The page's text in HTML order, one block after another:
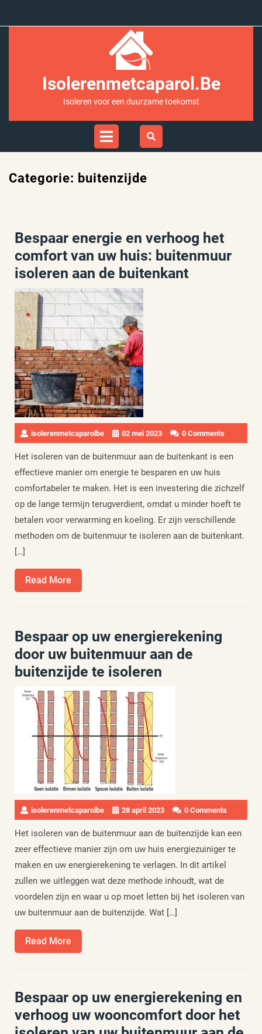
Isolerenmetcaparol.be
Isoleren voor een duurzame toekomst
Open
Categorie: buitenzijde
Bespaar energie en verhoog het
comfort van uw huis: buitenmuur
isoleren aan de buitenkant
isolerenmetcaparolbe 02 mei 2023 0 Comments
Het isoleren van de buitenmuur aan de buitenkant is een
effectieve manier om energie te besparen en uw huis
comfortabeler te maken. Het is een investering die zichzelf
op de lange termijn terugverdient, omdat u minder hoeft te
betalen voor verwarming en koeling. Er zijn verschillende
methoden om de buitenmuur te isoleren aan de buitenkant.
[…]
Read More
More
Bespaar op uw energierekening
door uw buitenmuur aan de
buitenzijde te isoleren
isolerenmetcaparolbe 28 april 2023 0 Comments
Het isoleren van de buitenmuur aan de buitenzijde kan een
zeer effectieve manier zijn om uw huis energiezuiniger te
maken en uw energierekening te verlagen. In dit artikel
zullen we uitleggen wat deze methode inhoudt, wat de
voordelen zijn en waar u op moet letten bij het isoleren van
uw buitenmuur aan de buitenzijde. Wat […]
Read More
More
Bespaar op uw energierekening en
verhoog uw wooncomfort door het